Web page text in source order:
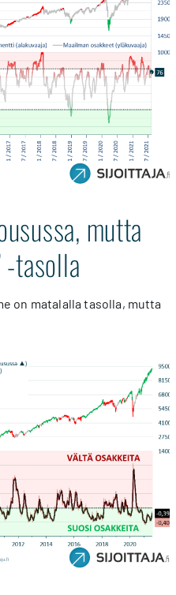
mutta
-tasolla
on matalalla tasolla, mutta